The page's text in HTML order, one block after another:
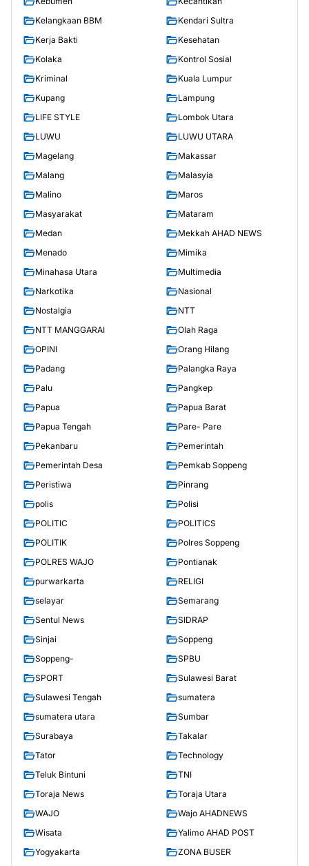
Kelangkaan BBM
Kendari Sultra
Kerja Bakti
Kesehatan
Kolaka
Kontrol Sosial
Kriminal
Kuala Lumpur
Kupang
Lampung
LIFE STYLE
Lombok Utara
LUWU
LUWU UTARA
Magelang
Makassar
Malang
Malasyia
Malino
Maros
Masyarakat
Mataram
Medan
Mekkah AHAD NEWS
Menado
Mimika
Minahasa Utara
Multimedia
Narkotika
Nasional
Nostalgia
NTT
NTT MANGGARAI
Olah Raga
OPINI
Orang Hilang
Padang
Palangka Raya
Palu
Pangkep
Papua
Papua Barat
Papua Tengah
Pare- Pare
Pekanbaru
Pemerintah
Pemerintah Desa
Pemkab Soppeng
Peristiwa
Pinrang
polis
Polisi
POLITIC
POLITICS
POLITIK
Polres Soppeng
POLRES WAJO
Pontianak
purwarkarta
RELIGI
selayar
Semarang
Sentul News
SIDRAP
Sinjai
Soppeng
Soppeng-
SPBU
SPORT
Sulawesi Barat
Sulawesi Tengah
sumatera
sumatera utara
Sumbar
Surabaya
Takalar
Tator
Technology
Teluk Bintuni
TNI
Toraja News
Toraja Utara
WAJO
Wajo AHADNEWS
Wisata
Yalimo AHAD POST
Yogyakarta
ZONA BUSER